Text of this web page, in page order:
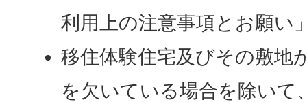
利用上の注意事項とお願い
移住体験住宅及びその敷地
を欠いている場合を除いて